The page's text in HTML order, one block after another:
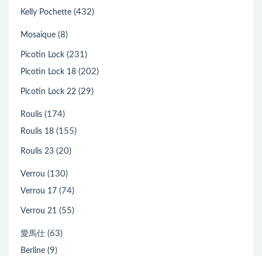
Kelly Pochette (432)
Mosaique (8)
Picotin Lock (231)
Picotin Lock 18 (202)
Picotin Lock 22 (29)
Roulis (174)
Roulis 18 (155)
Roulis 23 (20)
Verrou (130)
Verrou 17 (74)
Verrou 21 (55)
愛馬仕 (63)
Berline (9)